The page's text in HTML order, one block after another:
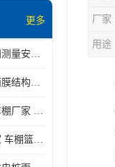
更多
广西膜结构厂家上门测量安装发货，厂家发货没有差价
厦门夜宵摊遮阳挡雨膜结构雨棚设计 上门测量 款式多
四川膜结构汽车停车棚厂家 款式多 提供报价
深圳膜结构雨棚厂家 车棚篮球场体育看台 规格多样
厂家
用途